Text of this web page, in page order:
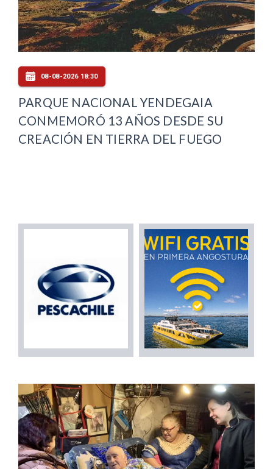
08-08-2026 18:30
PARQUE NACIONAL YENDEGAIA
CONMEMORÓ 13 AÑOS DESDE SU
CREACIÓN EN TIERRA DEL FUEGO